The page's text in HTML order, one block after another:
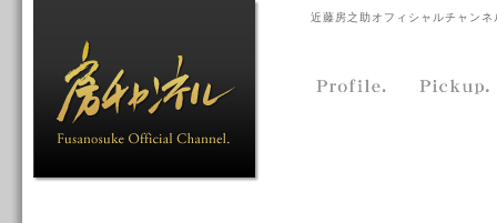
近藤房之助オフィシャルチャン